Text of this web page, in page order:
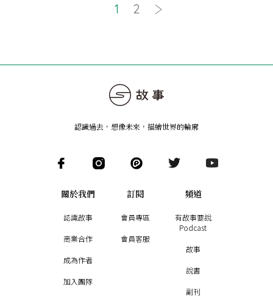
1 2
認識過去，想像未來 ， 描繪世界的輪廓
關於我們
認識故事
商業合作
成為作者
加入團隊
訂閱
會員專區
會員客服
頻道
有故事要說
Podcast
故事
說書
副刊